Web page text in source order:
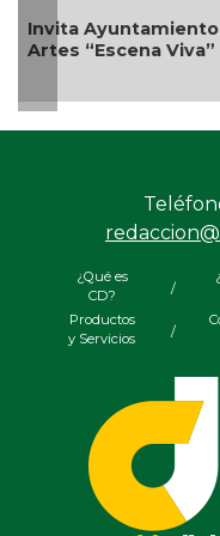
de
Viva”
¿Qué es
CD?
/